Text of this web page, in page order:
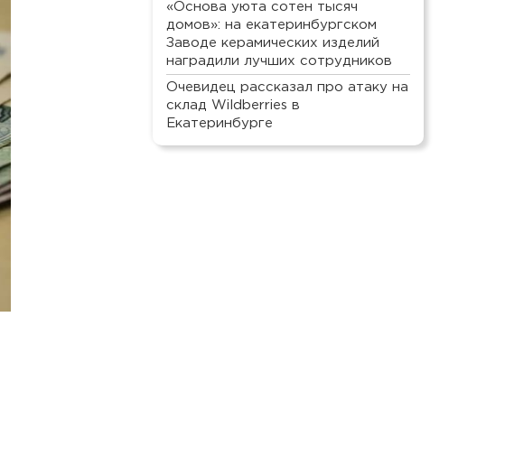
«Основа уюта сотен тысяч
домов»: на екатеринбургском
Заводе керамических изделий
наградили лучших сотрудников
Очевидец рассказал про атаку на
склад Wildberries в
Екатеринбурге